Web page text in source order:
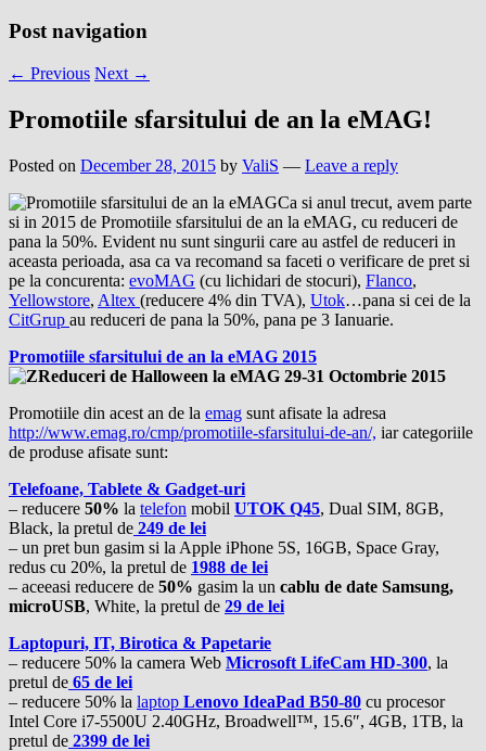
Post navigation
← Previous Next →
Promotiile sfarsitului de an la eMAG!
Posted on December 28, 2015 by ValiS — Leave a reply
Ca si anul trecut, avem parte
si in 2015 de Promotiile sfarsitului de an la eMAG, cu reduceri de
pana la 50%. Evident nu sunt singurii care au astfel de reduceri in
aceasta perioada, asa ca va recomand sa faceti o verificare de pret si
pe la concurenta: evoMAG (cu lichidari de stocuri), Flanco,
Yellowstore, Altex (reducere 4% din TVA), Utok…pana si cei de la
CitGrup au reduceri de pana la 50%, pana pe 3 Ianuarie.
Promotiile sfarsitului de an la eMAG 2015
Promotiile din acest an de la emag sunt afisate la adresa
http://www.emag.ro/cmp/promotiile-sfarsitului-de-an/, iar categoriile
de produse afisate sunt:
Telefoane, Tablete & Gadget-uri
– reducere 50% la telefon mobil UTOK Q45, Dual SIM, 8GB,
Black, la pretul de 249 de lei
– un pret bun gasim si la Apple iPhone 5S, 16GB, Space Gray,
redus cu 20%, la pretul de 1988 de lei
– aceeasi reducere de 50% gasim la un cablu de date Samsung,
microUSB, White, la pretul de 29 de lei
Laptopuri, IT, Birotica & Papetarie
– reducere 50% la camera Web Microsoft LifeCam HD-300, la
pretul de 65 de lei
– reducere 50% la laptop Lenovo IdeaPad B50-80 cu procesor
Intel Core i7-5500U 2.40GHz, Broadwell™, 15.6″, 4GB, 1TB, la
pretul de 2399 de lei